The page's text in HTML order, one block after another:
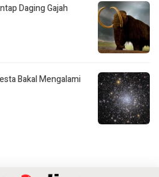
Daging Gajah
Bakal Mengalami